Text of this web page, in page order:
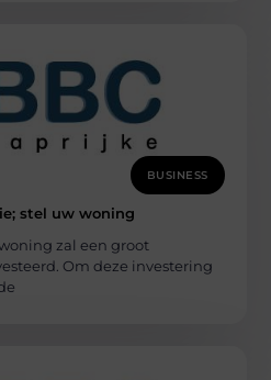
BUSINESS
stel uw woning
zal een groot
Om deze investering